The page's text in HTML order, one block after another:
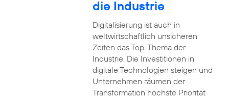
die Industrie
Digitalisierung ist auch in
weltwirtschaftlich unsicheren
Zeiten das Top-Thema der
Industrie. Die Investitionen in
digitale Technologien steigen und
Unternehmen räumen der
Transformation höchste Priorität